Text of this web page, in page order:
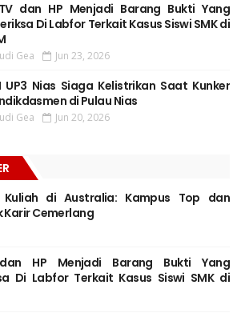
dan HP Menjadi Barang Bukti Yang
Di Labfor Terkait Kasus Siswi SMK di
Gea Jun 23, 2026
UP3 Nias Siaga Kelistrikan Saat Kunker
di Pulau Nias
Gea Jun 20, 2026
Kuliah di Australia: Kampus Top dan
Karir Cemerlang
HP Menjadi Barang Bukti Yang
Di Labfor Terkait Kasus Siswi SMK di